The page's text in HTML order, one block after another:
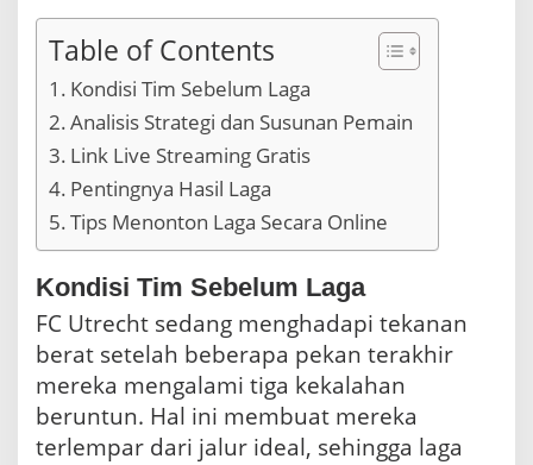
Table of Contents
Kondisi Tim Sebelum Laga
Analisis Strategi dan Susunan Pemain
Link Live Streaming Gratis
Pentingnya Hasil Laga
Tips Menonton Laga Secara Online
Kondisi Tim Sebelum Laga
FC Utrecht sedang menghadapi tekanan
berat setelah beberapa pekan terakhir
mereka mengalami tiga kekalahan
beruntun. Hal ini membuat mereka
terlempar dari jalur ideal, sehingga laga